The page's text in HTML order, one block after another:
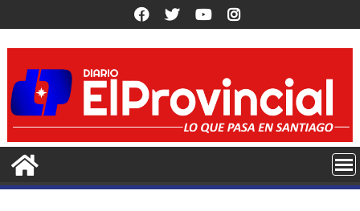
al
contenido